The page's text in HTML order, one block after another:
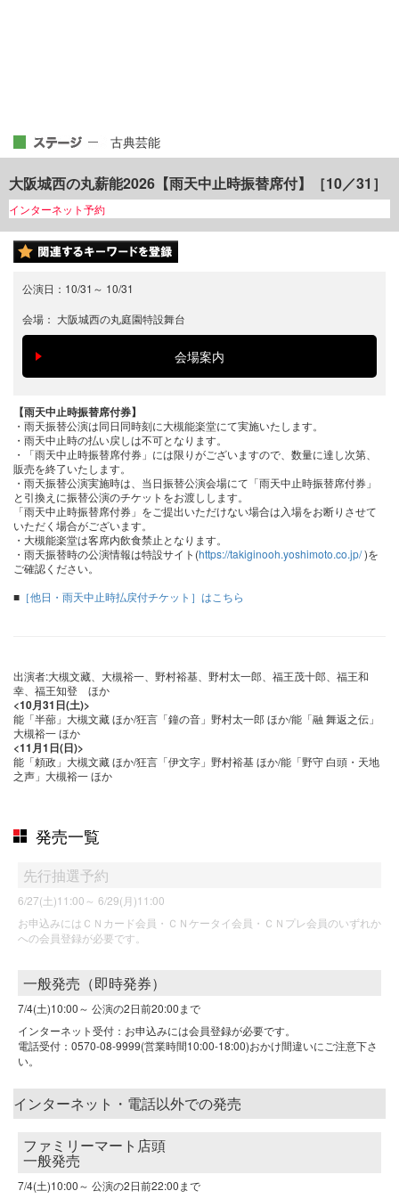
古典芸能
大阪城西の丸薪能2026【雨天中止時振替席付】［10／31］
インターネット予約
公演日： 10/31 ～ 10/31
会場： 大阪城西の丸庭園特設舞台
【雨天中止時振替席付券】
・雨天振替公演は同日同時刻に大槻能楽堂にて実施いたします。
・雨天中止時の払い戻しは不可となります。
・「雨天中止時振替席付券」には限りがございますので、数量に達し次第、
販売を終了いたします。
・雨天振替公演実施時は、当日振替公演会場にて「雨天中止時振替席付券」
と引換えに振替公演のチケットをお渡しします。
「雨天中止時振替席付券」をご提出いただけない場合は入場をお断りさせて
いただく場合がございます。
・大槻能楽堂は客席内飲食禁止となります。
・雨天振替時の公演情報は特設サイト(https://takiginooh.yoshimoto.co.jp/)を
ご確認ください。
■ ［他日・雨天中止時払戻付チケット］はこちら
出演者:大槻文藏、大槻裕一、野村裕基、野村太一郎、福王茂十郎、福王和
幸、福王知登 ほか
<10月31日(土)>
能「半蔀」大槻文藏 ほか/狂言「鐘の音」野村太一郎 ほか/能「融 舞返之伝」
大槻裕一 ほか
<11月1日(日)>
能「頼政」大槻文藏 ほか/狂言「伊文字」野村裕基 ほか/能「野守 白頭・天地
之声」大槻裕一 ほか
発売一覧
先行抽選予約
6/27(土)11:00～ 6/29(月)11:00
お申込みにはＣＮカード会員・ＣＮケータイ会員・ＣＮプレ会員のいずれか
への会員登録が必要です。
一般発売（即時発券）
7/4(土)10:00～ 公演の2日前20:00まで
インターネット受付：お申込みには会員登録が必要です。
電話受付：0570-08-9999(営業時間10:00-18:00)おかけ間違いにご注意下さ
い。
インターネット・電話以外での発売
ファミリーマート店頭
一般発売
7/4(土)10:00～ 公演の2日前22:00まで